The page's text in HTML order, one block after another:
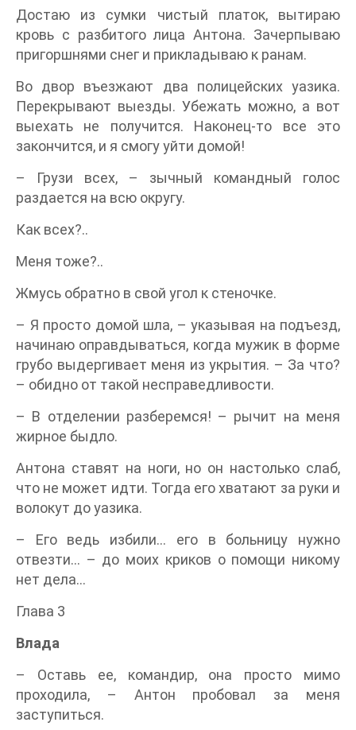
Достаю из сумки чистый платок, вытираю
кровь с разбитого лица Антона. Зачерпываю
пригоршнями снег и прикладываю к ранам.
Во двор въезжают два полицейских уазика.
Перекрывают выезды. Убежать можно, а вот
выехать не получится. Наконец-то все это
закончится, и я смогу уйти домой!
– Грузи всех, – зычный командный голос
раздается на всю округу.
Как всех?..
Меня тоже?..
Жмусь обратно в свой угол к стеночке.
– Я просто домой шла, – указывая на подъезд,
начинаю оправдываться, когда мужик в форме
грубо выдергивает меня из укрытия. – За что?
– обидно от такой несправедливости.
– В отделении разберемся! – рычит на меня
жирное быдло.
Антона ставят на ноги, но он настолько слаб,
что не может идти. Тогда его хватают за руки и
волокут до уазика.
– Его ведь избили... его в больницу нужно
отвезти... – до моих криков о помощи никому
нет дела...
Глава 3
Влада
– Оставь ее, командир, она просто мимо
проходила, – Антон пробовал за меня
заступиться.